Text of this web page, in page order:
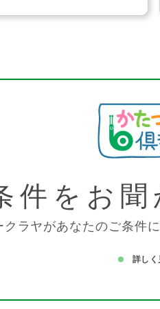
件を お
クラヤがあなたのご条件
詳しく